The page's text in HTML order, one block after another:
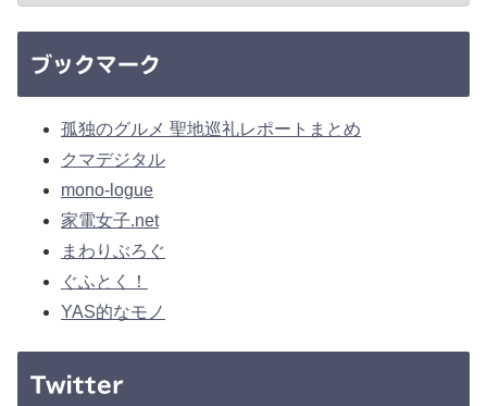
ブックマーク
孤独のグルメ 聖地巡礼レポートまとめ
クマデジタル
mono-logue
家電女子.net
まわりぶろぐ
ぐふとく！
YAS的なモノ
Twitter